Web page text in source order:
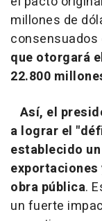
millones de
consensuados
que otorgará
22.800
Así, el
a lograr el
establecido
exportaciones
obra pública.
un fuerte